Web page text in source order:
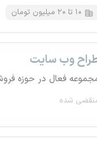
۱۰ تا ۲۰ میلیون تومان
وب سایت
فعال در حوزه
شده